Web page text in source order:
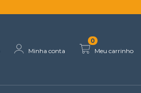
Minha conta Meu carrinho
0